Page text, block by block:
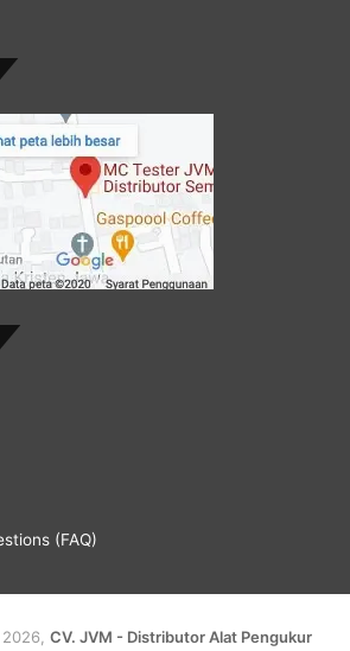
(FAQ)
CV. JVM - Distributor Alat Pengukur